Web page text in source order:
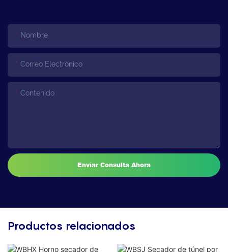
Nombre
Correo Electrónico
Contenido
Enviar Consulta Ahora
Productos relacionados